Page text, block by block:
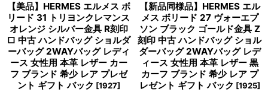
【美品】HERMES エルメス ボ
リード 31 トリヨンクレマンス
オレンジ シルバー金具 R刻印
□ 中古 ハンドバッグ ショルダ
ーバッグ 2WAYバッグ レディ
ース 女性用 本革 レザー カー
フ ブランド 希少 レア プレゼ
ント ギフト バック [1927]
【新品同様品】HERMES エル
メス ボリード 27 ヴォーエプ
ソン ブラック ゴールド金具 Z
刻印 中古 ハンドバッグ ショル
ダーバッグ 2WAYバッグ レデ
ィース 女性用 本革 レザー 黒
カーフ ブランド 希少 レア プ
レゼント ギフト バック [1925]